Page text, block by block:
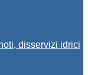
disservizi idrici